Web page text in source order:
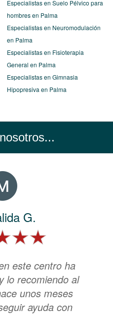
Especialistas en Suelo Pélvico para
hombres en Palma
Especialistas en Neuromodulación
en Palma
Especialistas en Fisioterapia
General en Palma
Especialistas en Gimnasia
Hipopresiva en Palma
G.
este centro ha
lo recomiendo al
unos meses
ayuda con